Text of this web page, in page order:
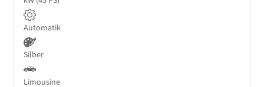
Automatik
Silber
Limousine